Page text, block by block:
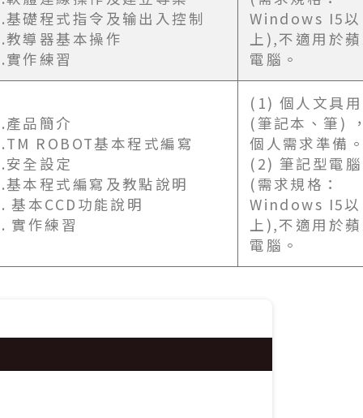
基礎程式指令及输出入控制
教導器基本操作
實作練習
Windows I5以
上),不適用於
電腦。
產品簡介
ROBOT基本程式編寫
安全設定
基本程式編寫及教點說明
基本CCD功能說明
實作練習
(1) 個人文具
(筆記本、筆)
個人需求準備
(2) 筆記型電腦
(需求規格：
Windows I5以
上),不適用於
電腦。